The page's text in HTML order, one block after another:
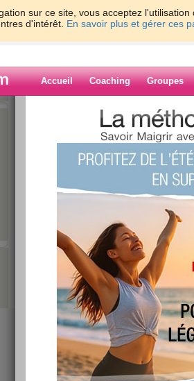
sur ce site, vous acceptez
d'intérêt. En savoir plus et gérer ces
Accueil Coaching Groupes
>
>
Blog de
3210mAh
pour Kuliao K10
publié le 01/08/2024 à 07:54
Si vous cherchez une nouvelle TY002 batterie
Batterie Expert(batteriexpert.com) dispose
capacité de 3210mAh et avec une tension de
meilleurs composants disponibles. Toutes nos
identiques aux 100 % compatible originals et
bas, Livraison et Rapide!
3210mAh Batterie Kuliao TY002 pour Kuliao